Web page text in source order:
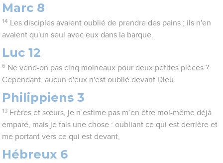
Marc 8
14
Les disciples avaient oublié de prendre des pains ; ils n'en
avaient qu'un seul avec eux dans la barque.
Luc 12
6 Ne vend-on pas cinq moineaux pour deux petites pièces ?
Cependant, aucun d'eux n'est oublié devant Dieu.
Philippiens 3
13 Frères et sœurs, je n’estime pas m’en être moi-même déjà
emparé, mais je fais une chose : oubliant ce qui est derrière et
me portant vers ce qui est devant,
Hébreux 6